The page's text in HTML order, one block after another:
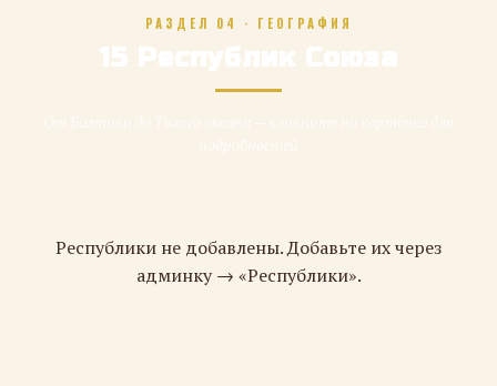
РАЗДЕЛ 04 · ГЕОГРАФИЯ
15 Республик Союза
Республики не добавлены. Добавьте их через
админку → «Республики».